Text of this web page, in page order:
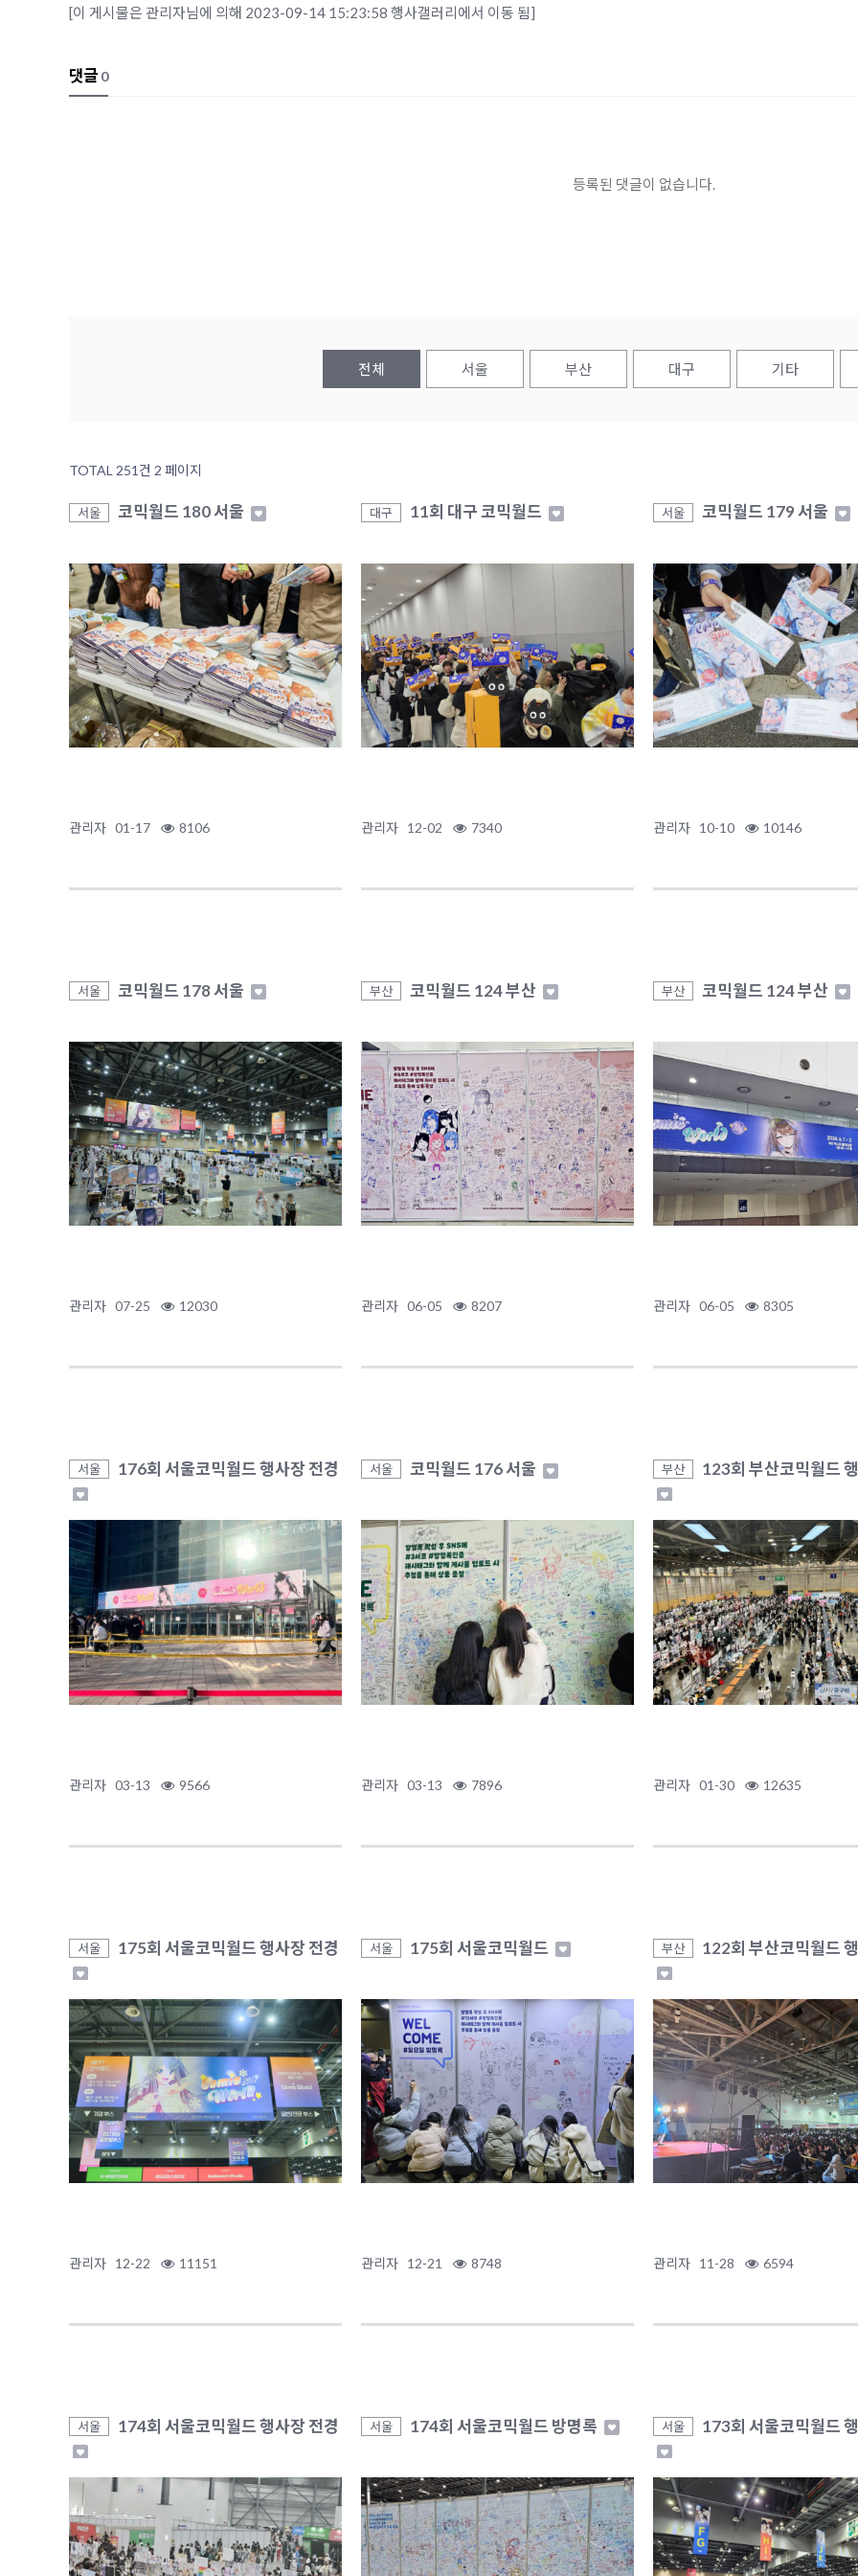
[이 게시물은 관리자님에 의해 2023-09-14 15:23:58 행사갤러리에서 이동 됨]
댓글 0
등록된 댓글이 없습니다.
전체 서울 부산 대구 기타
TOTAL 251건 2 페이지
서울 코믹월드 180 서울
관리자 01-17 8106
대구 11회 대구 코믹월드
관리자 12-02 7340
서울 코믹월드 179 서울
관리자 10-10 10146
서울 코믹월드 178 서울
관리자 07-25 12030
부산 코믹월드 124 부산
관리자 06-05 8207
부산 코믹월드 124 부산
관리자 06-05 8305
서울 176회 서울코믹월드 행사장 전경
관리자 03-13 9566
서울 코믹월드 176 서울
관리자 03-13 7896
부산 123회 부산코믹월드
관리자 01-30 12635
서울 175회 서울코믹월드 행사장 전경
관리자 12-22 11151
서울 175회 서울코믹월드
관리자 12-21 8748
부산 122회 부산코믹월드
관리자 11-28 6594
서울 174회 서울코믹월드 행사장 전경 서울 174회 서울코믹월드 방명록 서울 173회 서울코믹월드